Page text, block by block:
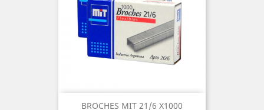
BROCHES MIT 21/6 X1000